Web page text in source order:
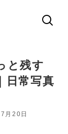
と残す
日常写真
月20日